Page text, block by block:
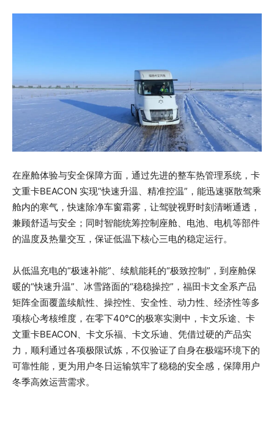
在座舱体验与安全保障方面，通过先进的整车热管理系统，卡
文重卡BEACON 实现“快速升温、精准控温”，能迅速驱散驾乘
舱内的寒气，快速除净车窗霜雾，让驾驶视野时刻清晰通透，
兼顾舒适与安全；同时智能统筹控制座舱、电池、电机等部件
的温度及热量交互，保证低温下核心三电的稳定运行。
从低温充电的“极速补能”、续航能耗的“极致控制”，到座舱保
暖的“快速升温”、冰雪路面的“稳稳操控”，福田卡文全系产品
矩阵全面覆盖续航性、操控性、安全性、动力性、经济性等多
项核心考核维度，在零下40℃的极寒实测中，卡文乐途、卡
文重卡BEACON、卡文乐福、卡文乐迪、凭借过硬的产品实
力，顺利通过各项极限试炼，不仅验证了自身在极端环境下的
可靠性能，更为用户冬日运输筑牢了稳稳的安全感，保障用户
冬季高效运营需求。